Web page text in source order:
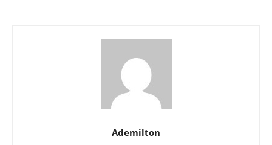
Ademilton